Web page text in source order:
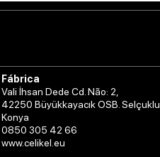
Fábrica
Vali İhsan Dede Cd. Não: 2,
42250 Büyükkayacık OSB. Selçuklu,
Konya
0850 305 42 66
www.celikel.eu